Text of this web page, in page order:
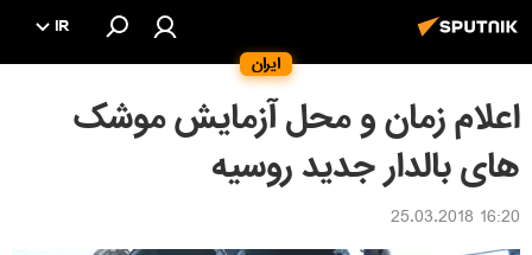
ایران
IR
اعلام زمان و محل آزمایش موشک
های بالدار جدید روسیه
16:20 25.03.2018